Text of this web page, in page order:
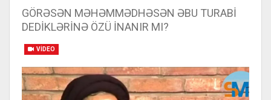
GÖRƏSƏN MƏHƏMMƏDHƏSƏN ƏBU TURABİ
DEDİKLƏRİNƏ ÖZÜ İNANIR MI?
VIDEO